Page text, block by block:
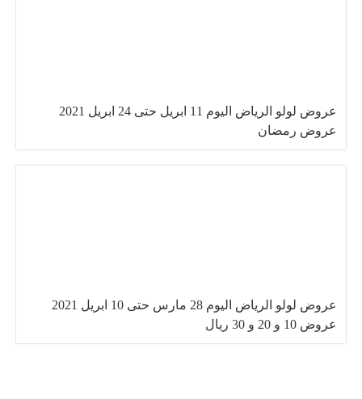
عروض لولو الرياض اليوم 11 ابريل حتى 24 ابريل 2021
عروض رمضان
عروض لولو الرياض اليوم 28 مارس حتى 10 ابريل 2021
عروض 10 و 20 و 30 ريال